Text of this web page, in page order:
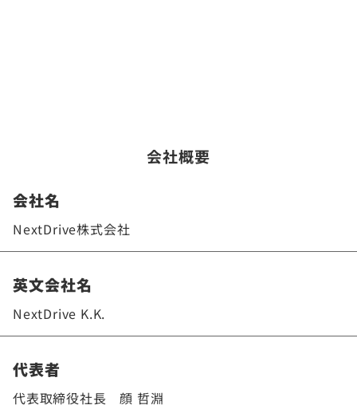
会社概要
会社名
NextDrive株式会社
英文会社名
NextDrive K.K.
代表者
代表取締役社長 顔 哲淵